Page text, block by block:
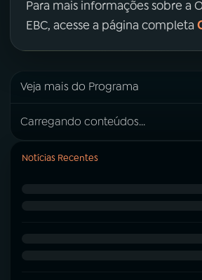
Para mais informações sobre a
EBC, acesse a página completa
Veja mais do Programa
Carregando conteúdos...
Notícias Recentes